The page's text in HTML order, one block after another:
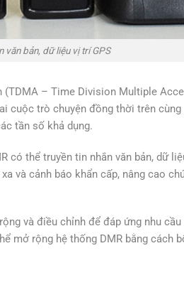
văn bản, dữ liệu vị trí GPS
(TDMA – Time Division Multiple
cuộc trò chuyện đồng thời trên
tần số khả dụng.
có thể truyền tin nhắn văn bản, dữ
và cảnh báo khẩn cấp, nâng cao
và điều chỉnh để đáp ứng nhu cầu
mở rộng hệ thống DMR bằng cách